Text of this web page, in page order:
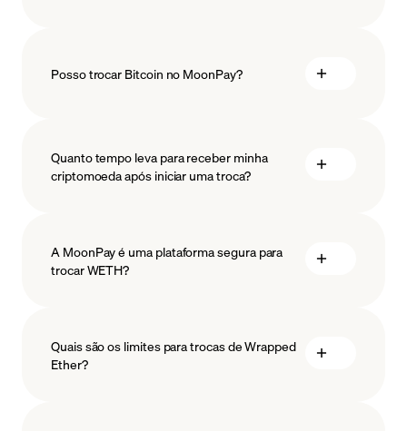
Posso trocar Bitcoin no MoonPay?
Quanto tempo leva para receber minha
criptomoeda após iniciar uma troca?
A MoonPay é uma plataforma segura para
trocar WETH?
Quais são os limites para trocas de Wrapped
Ether?